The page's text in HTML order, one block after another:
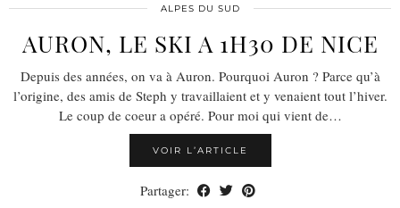
ALPES DU SUD
AURON, LE SKI A 1H30 DE NICE
Depuis des années, on va à Auron. Pourquoi Auron ? Parce qu’à
l’origine, des amis de Steph y travaillaient et y venaient tout l’hiver.
Le coup de coeur a opéré. Pour moi qui vient de…
VOIR L’ARTICLE
Partager: